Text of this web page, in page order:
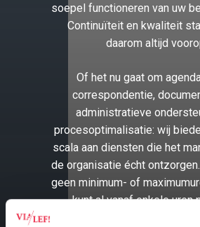
soepel functioneren van uw
Continuïteit en kwaliteit
daarom altijd
Of het nu gaat om
correspondentie,
administratieve
procesoptimalisatie: wij
scala aan diensten die het
de organisatie écht
geen minimum- of
kunt al vanaf enkele uren